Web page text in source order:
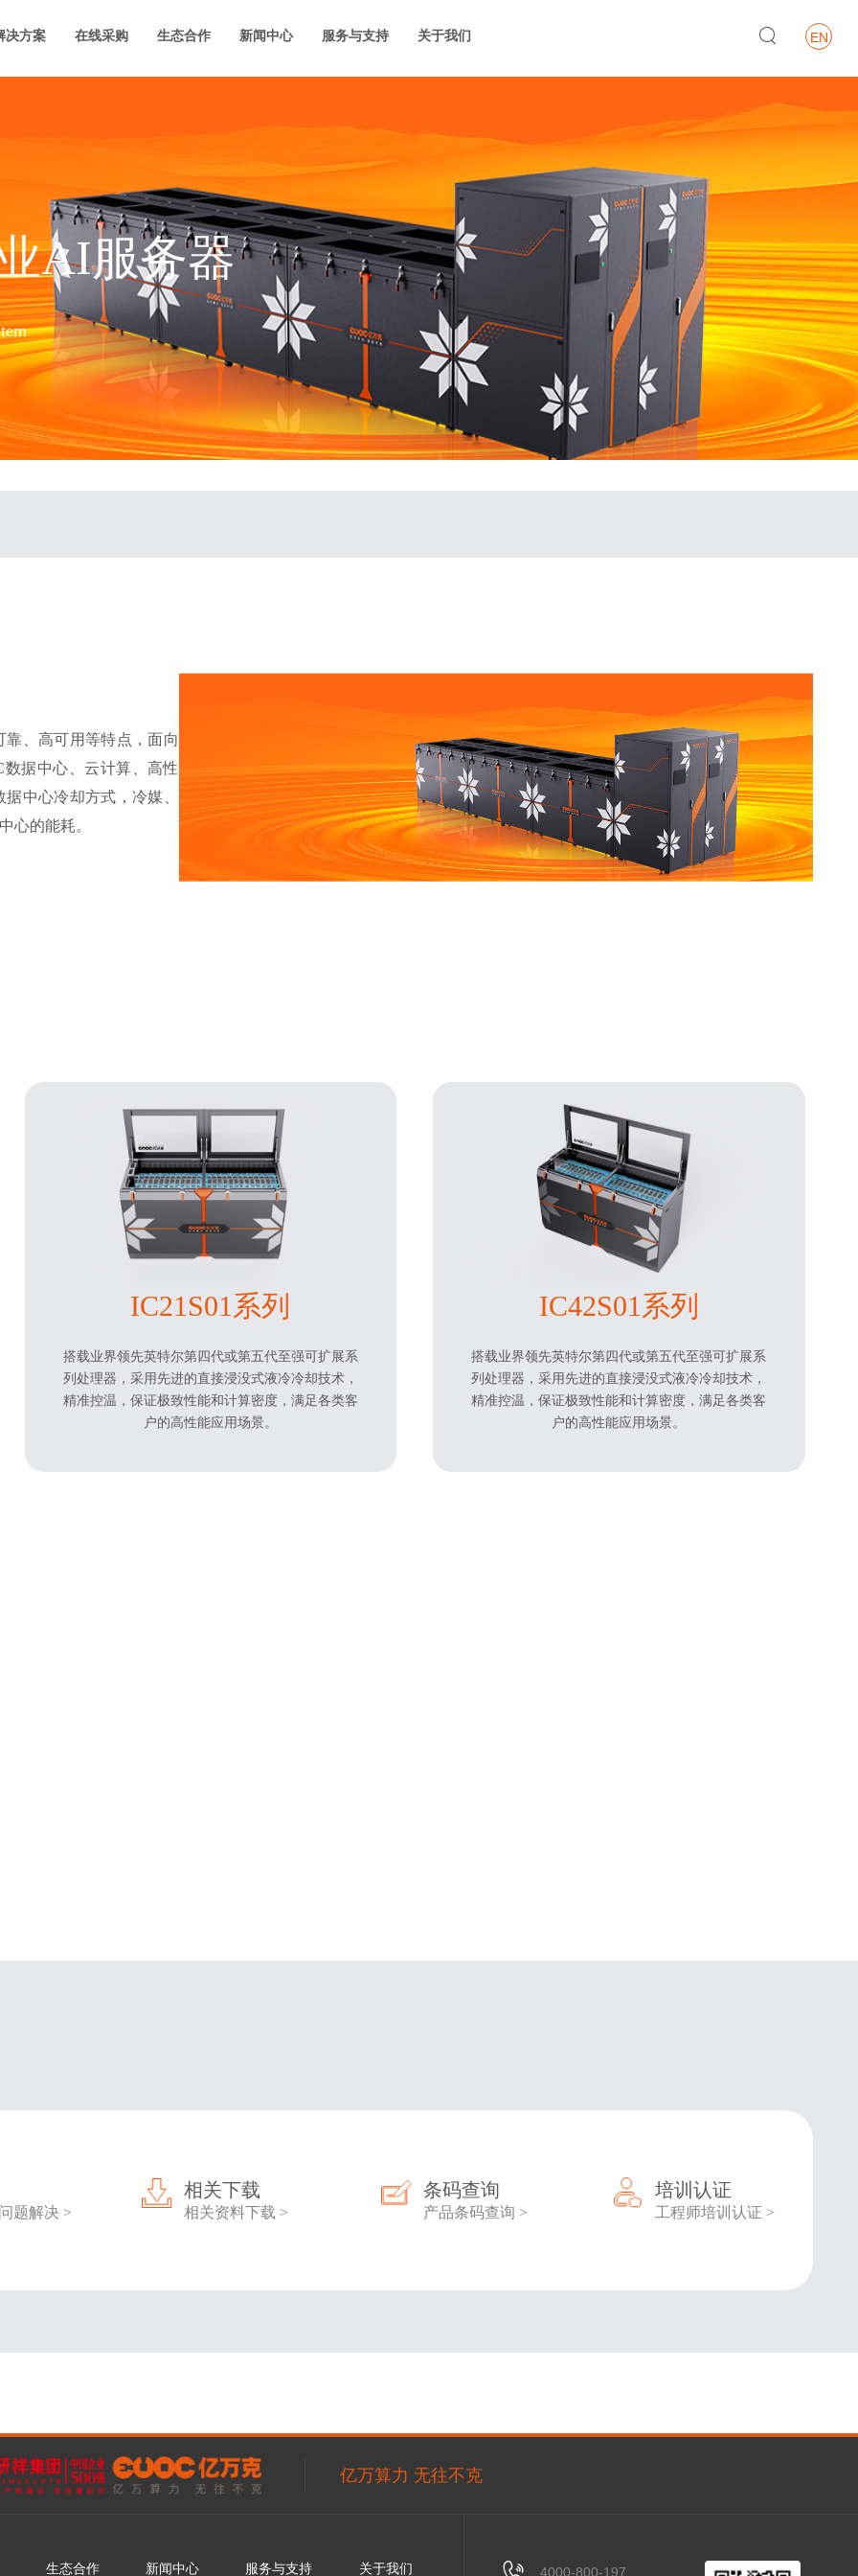
决方案 在线采购 生态合作 新闻中心 服务与支持 关于我们  EN
AI服务器
、高可用等特点，面向
据中心、云计算、高性
中心冷却方式，冷媒、
心的能耗。
IC21S01系列
搭载业界领先英特尔第四代或第五代至强可扩展系
列处理器，采用先进的直接浸没式液冷冷却技术，
精准控温，保证极致性能和计算密度，满足各类客
户的高性能应用场景。
IC42S01系列
搭载业界领先英特尔第四代或第五代至强可扩展系
列处理器，采用先进的直接浸没式液冷冷却技术，
精准控温，保证极致性能和计算密度，满足各类客
户的高性能应用场景。
题解决 >
相关下载
相关资料下载 >
条码查询
产品条码查询 >
培训认证
工程师培训认证 >
亿万算力 无往不克
生态合作 新闻中心 服务与支持 关于我们 4000-800-197